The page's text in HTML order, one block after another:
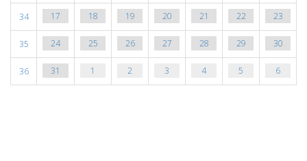
34 17 18 19 20 21 22 23
35 24 25 26 27 28 29 30
36 31 1 2 3 4 5 6